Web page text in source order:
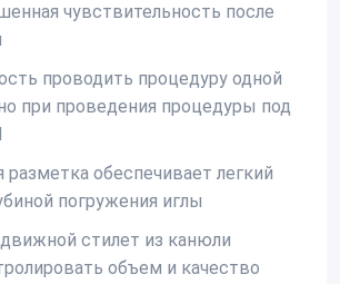
чувствительность после
проводить процедуру одной
при проведения процедуры под
обеспечивает легкий
погружения иглы
стилет из канюли
объем и качество